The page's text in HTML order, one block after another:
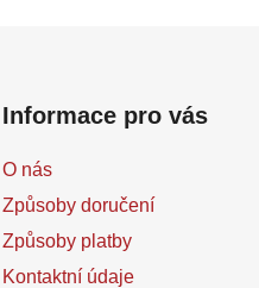
Informace pro vás
O nás
Způsoby doručení
Způsoby platby
Kontaktní údaje